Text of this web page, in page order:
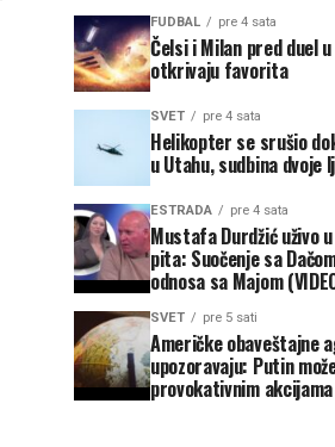
FUDBAL pre 4 sata
Čelsi i Milan pred duel
otkrivaju favorita
SVET pre 4 sata
Helikopter se srušio
u Utahu, sudbina dvoje
ESTRADA pre 4 sata
Mustafa Durdžić uživo
pita: Suočenje sa
odnosa sa Majom
SVET pre 5 sati
Američke obaveštajne
upozoravaju: Putin
provokativnim akcijama